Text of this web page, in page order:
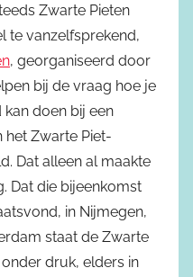
Zwarte Pieten
te vanzelfsprekend,
, georganiseerd door
bij de vraag hoe je
doen bij een
Zwarte Piet-
Dat alleen al maakte
Dat die bijeenkomst
in Nijmegen,
staat de Zwarte
druk, elders in